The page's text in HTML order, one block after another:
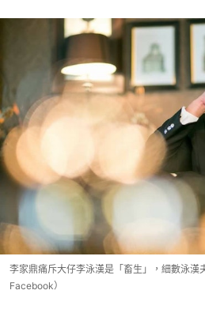
李家鼎痛斥大仔李泳漢是「畜生」，細數泳漢
Facebook）